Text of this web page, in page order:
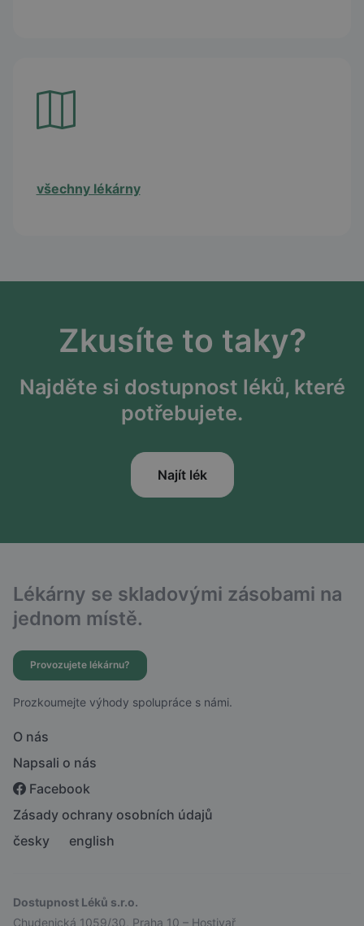
všechny lékárny
Zkusíte to taky?
Najděte si dostupnost léků, které
potřebujete.
Najít lék
Lékárny se skladovými zásobami na
jednom místě.
Provozujete lékárnu?
Prozkoumejte výhody spolupráce s námi.
O nás
Napsali o nás
Facebook
Zásady ochrany osobních údajů
česky
english
Dostupnost Léků s.r.o.
Chudenická 1059/30, Praha 10 – Hostivař